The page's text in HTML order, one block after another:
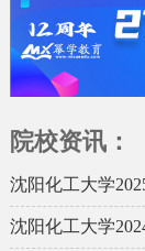
院校资讯：
沈阳化工大学
沈阳化工大学